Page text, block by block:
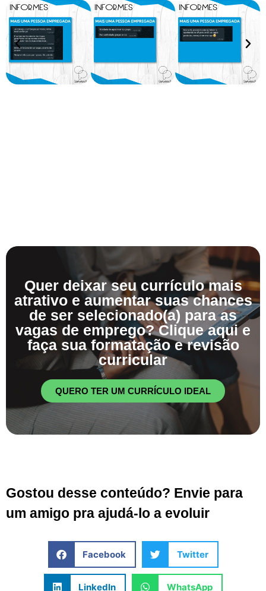
Quer deixar seu currículo mais
atrativo e aumentar suas chances
de ser selecionado(a) para as
vagas de emprego? Clique aqui e
faça sua formatação e revisão
curricular
QUERO TER UM CURRÍCULO IDEAL
Gostou desse conteúdo? Envie para
um amigo pra ajudá-lo a evoluir
Facebook Twitter
LinkedIn WhatsApp